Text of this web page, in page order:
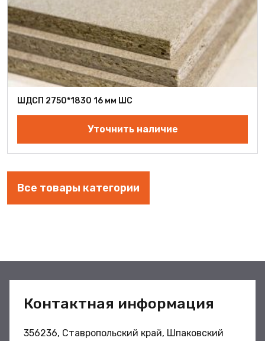
ШДСП 2750*1830 16 мм ШС
Уточнить наличие
Все товары категории
Контактная информация
356236, Ставропольский край, Шпаковский